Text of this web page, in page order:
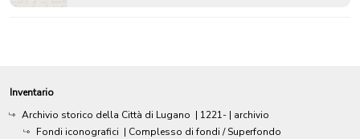
Inventario
Archivio storico della Città di Lugano | 1221- | archivio
Fondi iconografici | Complesso di fondi / Superfondo